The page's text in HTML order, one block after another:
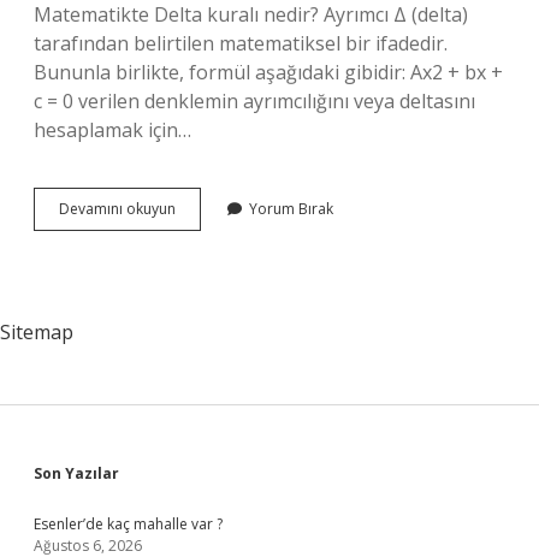
Matematikte Delta kuralı nedir? Ayrımcı Δ (delta)
tarafından belirtilen matematiksel bir ifadedir.
Bununla birlikte, formül aşağıdaki gibidir: Ax2 + bx +
c = 0 verilen denklemin ayrımcılığını veya deltasını
hesaplamak için…
Devamını okuyun Matematikte
Nedir
Yorum Bırak
Sitemap
Sidebar
Son Yazılar
Esenler’de kaç mahalle var ?
Ağustos 6, 2026